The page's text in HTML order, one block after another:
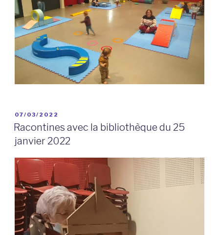
PUBLIÉ
LE
07/03/2022
Racontines avec la bibliothèque du 25
janvier 2022